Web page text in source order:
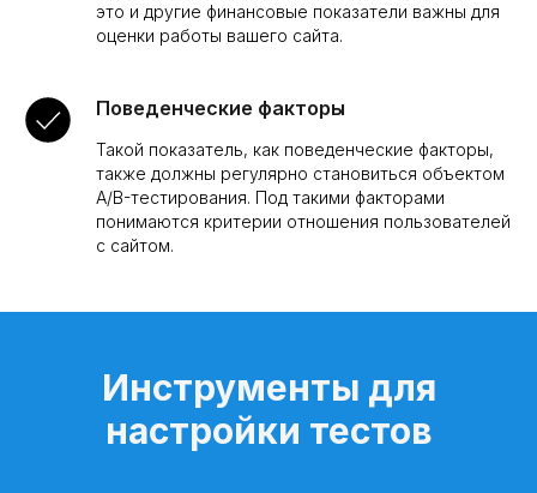
это и другие финансовые показатели важны для
оценки работы вашего сайта.
Поведенческие факторы
Такой показатель, как поведенческие факторы,
также должны регулярно становиться объектом
A/B-тестирования. Под такими факторами
понимаются критерии отношения пользователей
с сайтом.
Инструменты для
настройки тестов